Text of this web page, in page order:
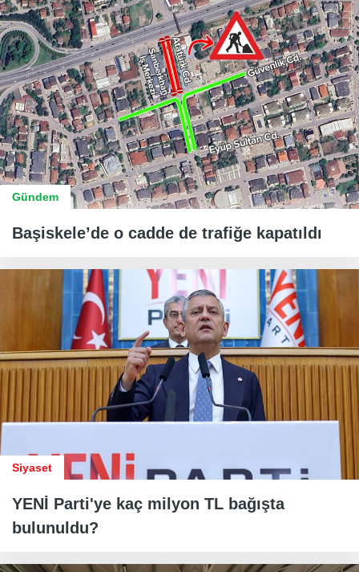
Gündem
Başiskele’de o cadde de trafiğe kapatıldı
Siyaset
YENİ Parti'ye kaç milyon TL bağışta
bulunuldu?